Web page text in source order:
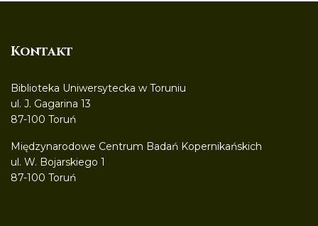
Kontakt
Biblioteka Uniwersytecka w Toruniu
ul. J. Gagarina 13
87-100 Toruń
Międzynarodowe Centrum Badań Kopernikańskich
ul. W. Bojarskiego 1
87-100 Toruń